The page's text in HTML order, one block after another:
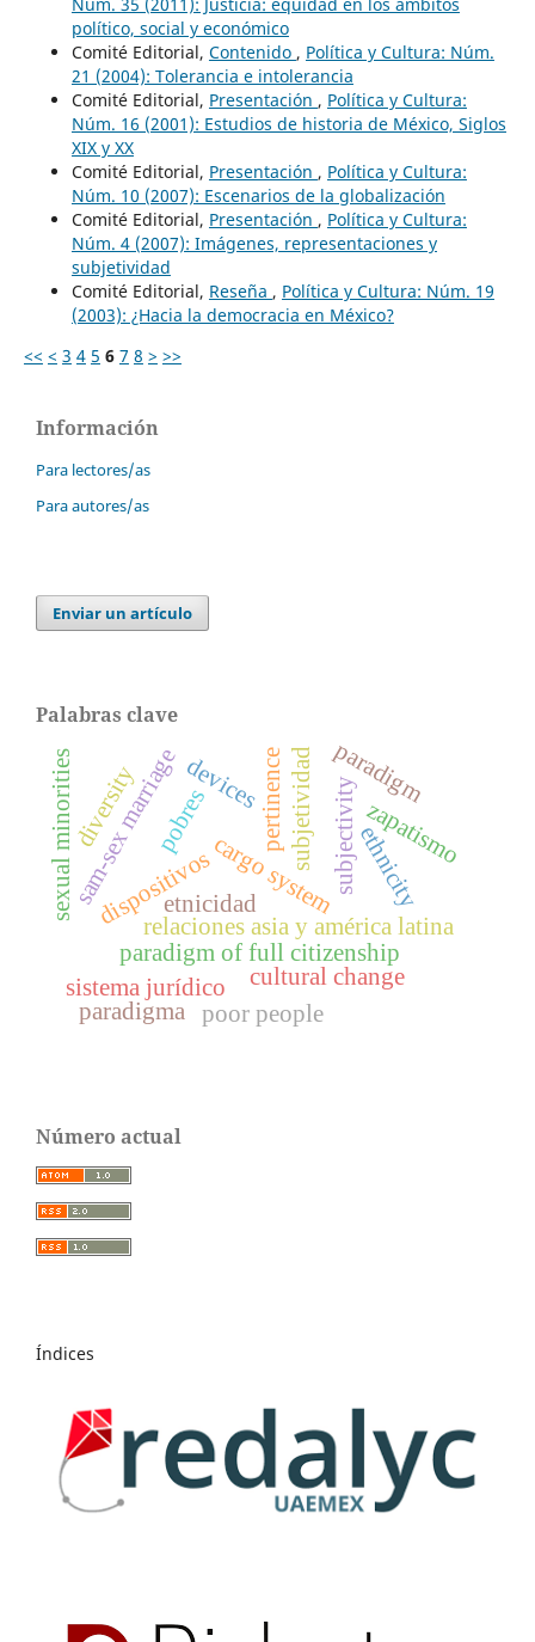
político, social y económico
Comité Editorial, Contenido , Política y Cultura: Núm.
21 (2004): Tolerancia e intolerancia
Comité Editorial, Presentación , Política y Cultura:
Núm. 16 (2001): Estudios de historia de México, Siglos
XIX y XX
Comité Editorial, Presentación , Política y Cultura:
Núm. 10 (2007): Escenarios de la globalización
Comité Editorial, Presentación , Política y Cultura:
Núm. 4 (2007): Imágenes, representaciones y
subjetividad
Comité Editorial, Reseña , Política y Cultura: Núm. 19
(2003): ¿Hacia la democracia en México?
<< < 3 4 5 6 7 8 > >>
Información
Para lectores/as
Para autores/as
Enviar un artículo
Palabras clave
relaciones asia y américa latina
cargo system
dispositivos
pobres subjectivity
subjetividad
sam-sex marriage
paradigm of full citizenship
sexual minorities
cultural change
devices
ethnicity
etnicidad
zapatismo
sistema jurídico
paradigm
paradigma poor people
diversity pertinence
Número actual
Índices